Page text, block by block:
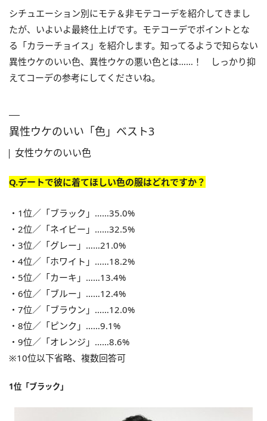
シチュエーション別にモテ＆非モテコーデを紹介してきまし
たが、いよいよ最終仕上げです。モテコーデでポイントとな
る「カラーチョイス」を紹介します。知ってるようで知らない
異性ウケのいい色、異性ウケの悪い色とは……！ しっかり抑
えてコーデの参考にしてくださいね。
異性ウケのいい「色」ベスト3
女性ウケのいい色
Q.デートで彼に着てほしい色の服はどれですか？
・1位／「ブラック」……35.0%
・2位／「ネイビー」……32.5%
・3位／「グレー」……21.0%
・4位／「ホワイト」……18.2%
・5位／「カーキ」……13.4%
・6位／「ブルー」……12.4%
・7位／「ブラウン」……12.0%
・8位／「ピンク」……9.1%
・9位／「オレンジ」……8.6%
※10位以下省略、複数回答可
1位「ブラック」